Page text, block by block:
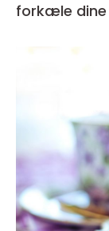
forkæle